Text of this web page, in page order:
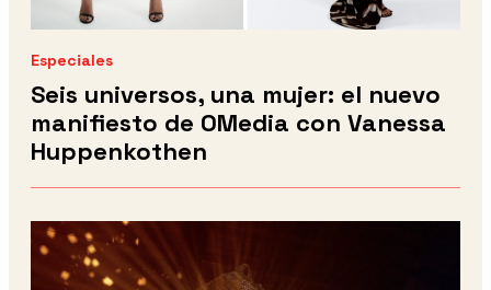
Especiales
Seis universos, una mujer: el nuevo
manifiesto de OMedia con Vanessa
Huppenkothen